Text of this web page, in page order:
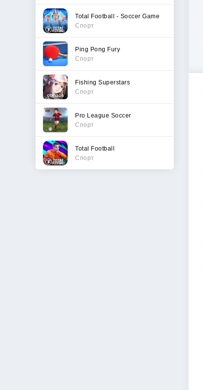
Total Football - Soccer Game
Спорт
Ping Pong Fury
Спорт
Fishing Superstars
Спорт
Pro League Soccer
Спорт
Total Football
Спорт